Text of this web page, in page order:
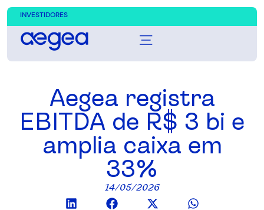
INVESTIDORES
Aegea registra
EBITDA de R$ 3 bi e
amplia caixa em
33%
14/05/2026